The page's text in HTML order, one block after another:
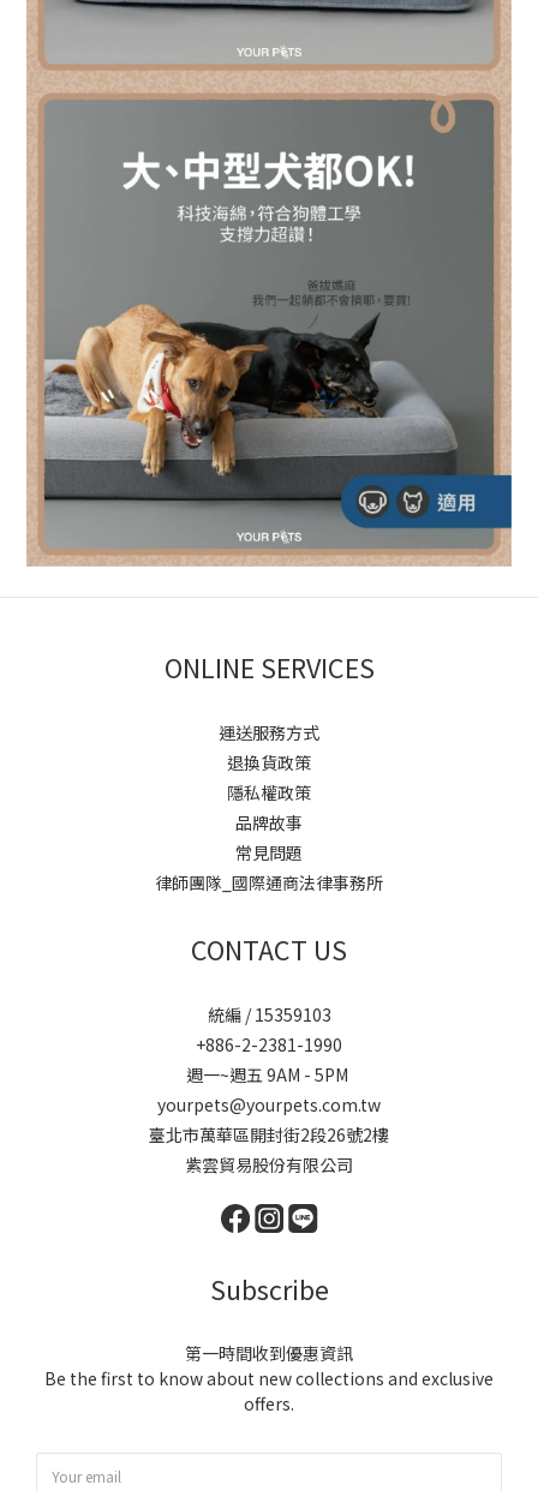
ONLINE SERVICES
運送服務方式
退換貨政策
隱私權政策
品牌故事
常見問題
律師團隊_國際通商法律事務所
CONTACT US
統編 / 15359103
+886-2-2381-1990
週一~週五 9AM - 5PM
yourpets@yourpets.com.tw
臺北市萬華區開封街2段26號2樓
紫雲貿易股份有限公司
Subscribe
第一時間收到優惠資訊
Be the first to know about new collections and exclusive
offers.